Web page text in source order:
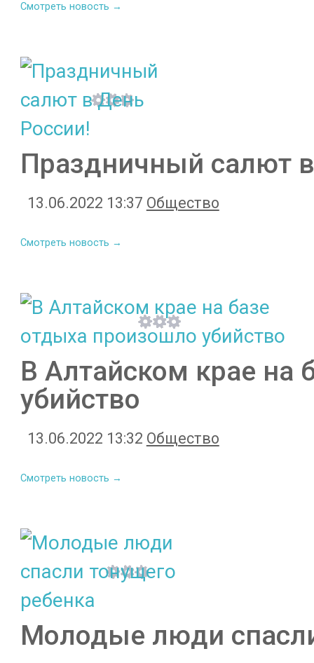
Смотреть новость →
Праздничный салют
13.06.2022 13:37 Общество
Смотреть новость →
В Алтайском крае на
убийство
13.06.2022 13:32 Общество
Смотреть новость →
Молодые люди